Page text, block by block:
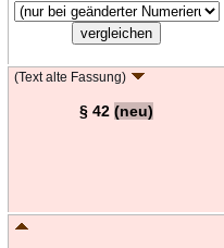
(Text alte Fassung)
§ 42 (neu)